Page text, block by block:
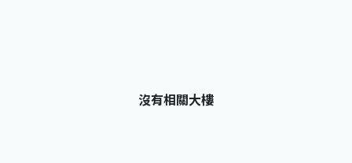
沒有相關大樓